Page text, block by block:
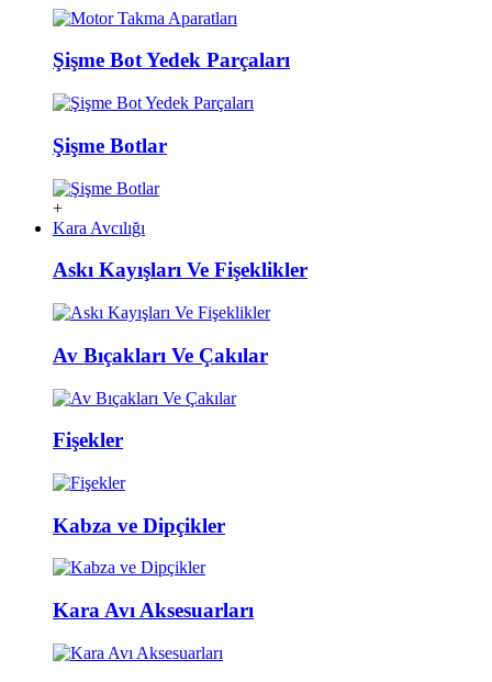
Şişme Bot Yedek Parçaları
Şişme Botlar
+
Kara Avcılığı
Askı Kayışları Ve Fişeklikler
Av Bıçakları Ve Çakılar
Fişekler
Kabza ve Dipçikler
Kara Avı Aksesuarları